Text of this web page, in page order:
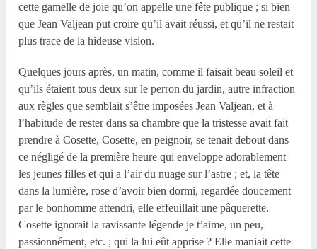
cette gamelle de joie qu’on appelle une fête publique ; si bien
que Jean Valjean put croire qu’il avait réussi, et qu’il ne restait
plus trace de la hideuse vision.
Quelques jours après, un matin, comme il faisait beau soleil et
qu’ils étaient tous deux sur le perron du jardin, autre infraction
aux règles que semblait s’être imposées Jean Valjean, et à
l’habitude de rester dans sa chambre que la tristesse avait fait
prendre à Cosette, Cosette, en peignoir, se tenait debout dans
ce négligé de la première heure qui enveloppe adorablement
les jeunes filles et qui a l’air du nuage sur l’astre ; et, la tête
dans la lumière, rose d’avoir bien dormi, regardée doucement
par le bonhomme attendri, elle effeuillait une pâquerette.
Cosette ignorait la ravissante légende je t’aime, un peu,
passionnément, etc. ; qui la lui eût apprise ? Elle maniait cette